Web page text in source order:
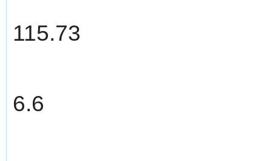
115.73
6.6